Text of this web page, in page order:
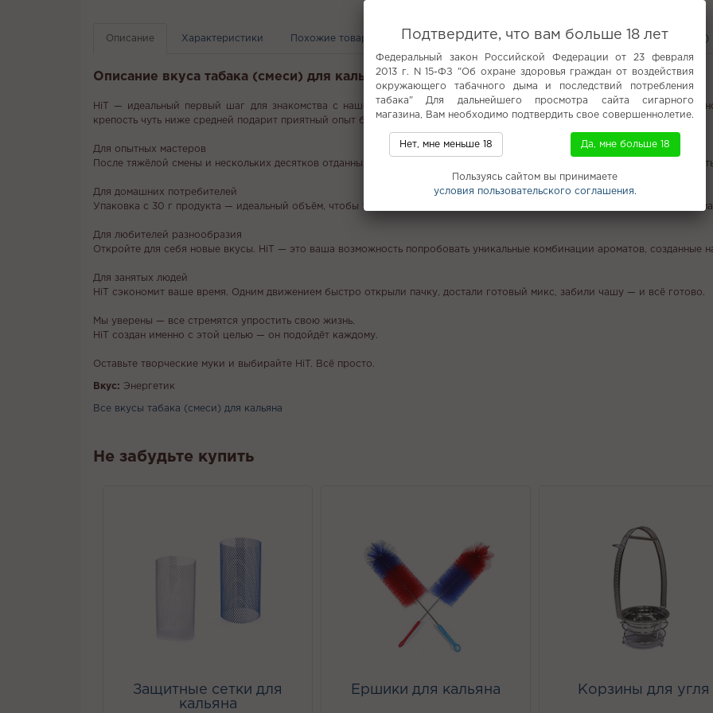
Описание Характеристики Похожие товары С этим покупают Вам может понравится Отзывы (0)
Описание вкуса табака (смеси) для кальяна Izzibro - ENERGOS (Энергетик) 50г
HiT — идеальный первый шаг для знакомства с нашей культурой. Готовые миксы — это просто и вкусно, вам не
крепость чуть ниже средней подарит приятный опыт без перегрузки.
Для опытных мастеров
После тяжёлой смены и нескольких десятков отданных чаш хочется отдохнуть. Просто забейте в чашу HiT, чтобы
Для домашних потребителей
Упаковка с 30 г продукта — идеальный объём, чтобы забить чашу дома. Удобная компактная пачка, минимум усилий — и
Для любителей разнообразия
Откройте для себя новые вкусы. HiT — это ваша возможность попробовать уникальные комбинации ароматов, созданные
Для занятых людей
HiT сэкономит ваше время. Одним движением быстро открыли пачку, достали готовый микс, забили чашу — и всё готово.
Мы уверены — все стремятся упростить свою жизнь.
HiT создан именно с этой целью — он подойдёт каждому.
Оставьте творческие муки и выбирайте HiT. Всё просто.
Вкус: Энергетик
Все вкусы табака (смеси) для кальяна
Не забудьте купить
Защитные сетки для
кальяна
Ершики для кальяна Корзины для угля
Подтвердите, что вам больше 18 лет
Федеральный закон Российской Федерации от 23 февраля
2013 г. N 15-ФЗ "Об охране здоровья граждан от воздействия
окружающего табачного дыма и последствий потребления
табака" Для дальнейшего просмотра сайта сигарного
магазина, Вам необходимо подтвердить свое совершеннолетие.
Нет, мне меньше 18 Да, мне больше 18
Пользуясь сайтом вы принимаете
условия пользовательского соглашения.